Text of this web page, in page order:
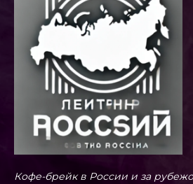
Кофе-брейк в России и за